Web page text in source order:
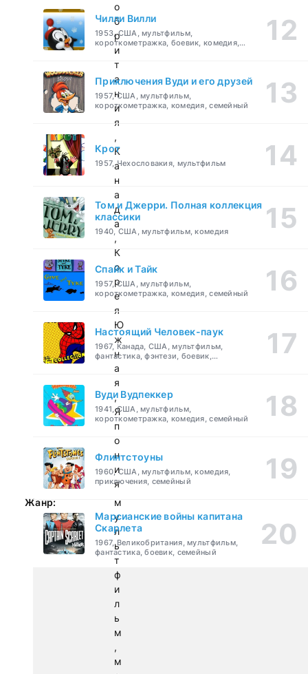
о
б
р
и
т
а
н
и
я
,
К
а
н
а
д
а
,
К
о
р
е
я
Ю
ж
н
а
я
,
Я
п
о
н
и
я
Жанр:
м
у
л
ь
т
ф
и
л
ь
м
,
м
Чилли Вилли
1953, США, мультфильм,
короткометражка, боевик, комедия,
приключения, семейный
Приключения Вуди и его друзей
1957, США, мультфильм,
короткометражка, комедия, семейный
Крот
1957, Чехословакия, мультфильм
Том и Джерри. Полная коллекция
классики
1940, США, мультфильм, комедия
Спайк и Тайк
1957, США, мультфильм,
короткометражка, комедия, семейный
Настоящий Человек-паук
1967, Канада, США, мультфильм,
фантастика, фэнтези, боевик,
приключения, семейный
Вуди Вудпеккер
1941, США, мультфильм,
короткометражка, комедия, семейный
Флинтстоуны
1960, США, мультфильм, комедия,
приключения, семейный
Марсианские войны капитана
Скарлета
1967, Великобритания, мультфильм,
фантастика, боевик, семейный